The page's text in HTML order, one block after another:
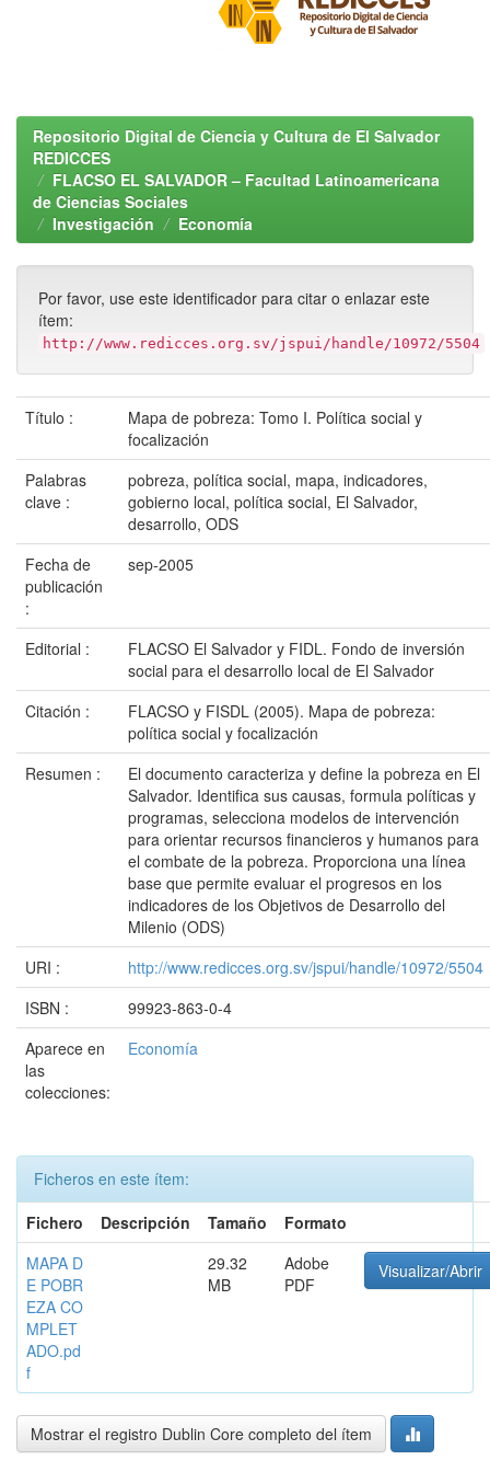
Repositorio Digital de Ciencia y Cultura de El Salvador
REDICCES
FLACSO EL SALVADOR – Facultad Latinoamericana
de Ciencias Sociales
Investigación
Economía
Por favor, use este identificador para citar o enlazar este
ítem:
http://www.redicces.org.sv/jspui/handle/10972/5504
Título :
Mapa de pobreza: Tomo I. Política social y
focalización
Palabras
clave :
pobreza, política social, mapa, indicadores,
gobierno local, política social, El Salvador,
desarrollo, ODS
Fecha de
publicación
:
sep-2005
Editorial :
FLACSO El Salvador y FIDL. Fondo de inversión
social para el desarrollo local de El Salvador
Citación :
FLACSO y FISDL (2005). Mapa de pobreza:
política social y focalización
Resumen :
El documento caracteriza y define la pobreza en El
Salvador. Identifica sus causas, formula políticas y
programas, selecciona modelos de intervención
para orientar recursos financieros y humanos para
el combate de la pobreza. Proporciona una línea
base que permite evaluar el progresos en los
indicadores de los Objetivos de Desarrollo del
Milenio (ODS)
URI :
http://www.redicces.org.sv/jspui/handle/10972/5504
ISBN :
99923-863-0-4
Aparece en
las
colecciones:
Economía
Ficheros en este ítem:
Fichero
Descripción Tamaño
Formato
MAPA D
E POBR
EZA CO
MPLET
ADO.pd
f
29.32
MB
Adobe
PDF
Visualizar/Abrir
Mostrar el registro Dublin Core completo del ítem